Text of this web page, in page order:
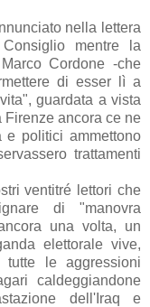
nella lettera
mentre la
Cordone -che
di esser lì a
guardata a vista
ancora ce ne
politici ammettono
trattamenti
ventitré lettori che
di "manovra
una volta, un
elettorale vive,
tutte le aggressioni
caldeggiandone
dell'Iraq e